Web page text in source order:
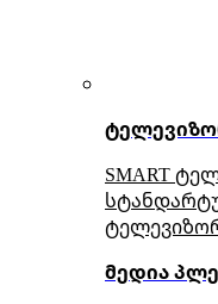
SMART
მედია